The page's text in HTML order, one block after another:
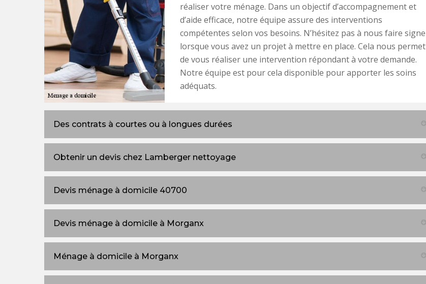
réaliser votre ménage. Dans un objectif d’accompagnement et
d’aide efficace, notre équipe assure des interventions
compétentes selon vos besoins. N’hésitez pas à nous faire signe
lorsque vous avez un projet à mettre en place. Cela nous permet
de vous réaliser une intervention répondant à votre demande.
Notre équipe est pour cela disponible pour apporter les soins
adéquats.
Des contrats à courtes ou à longues durées
Obtenir un devis chez Lamberger nettoyage
Devis ménage à domicile 40700
Devis ménage à domicile à Morganx
Ménage à domicile à Morganx